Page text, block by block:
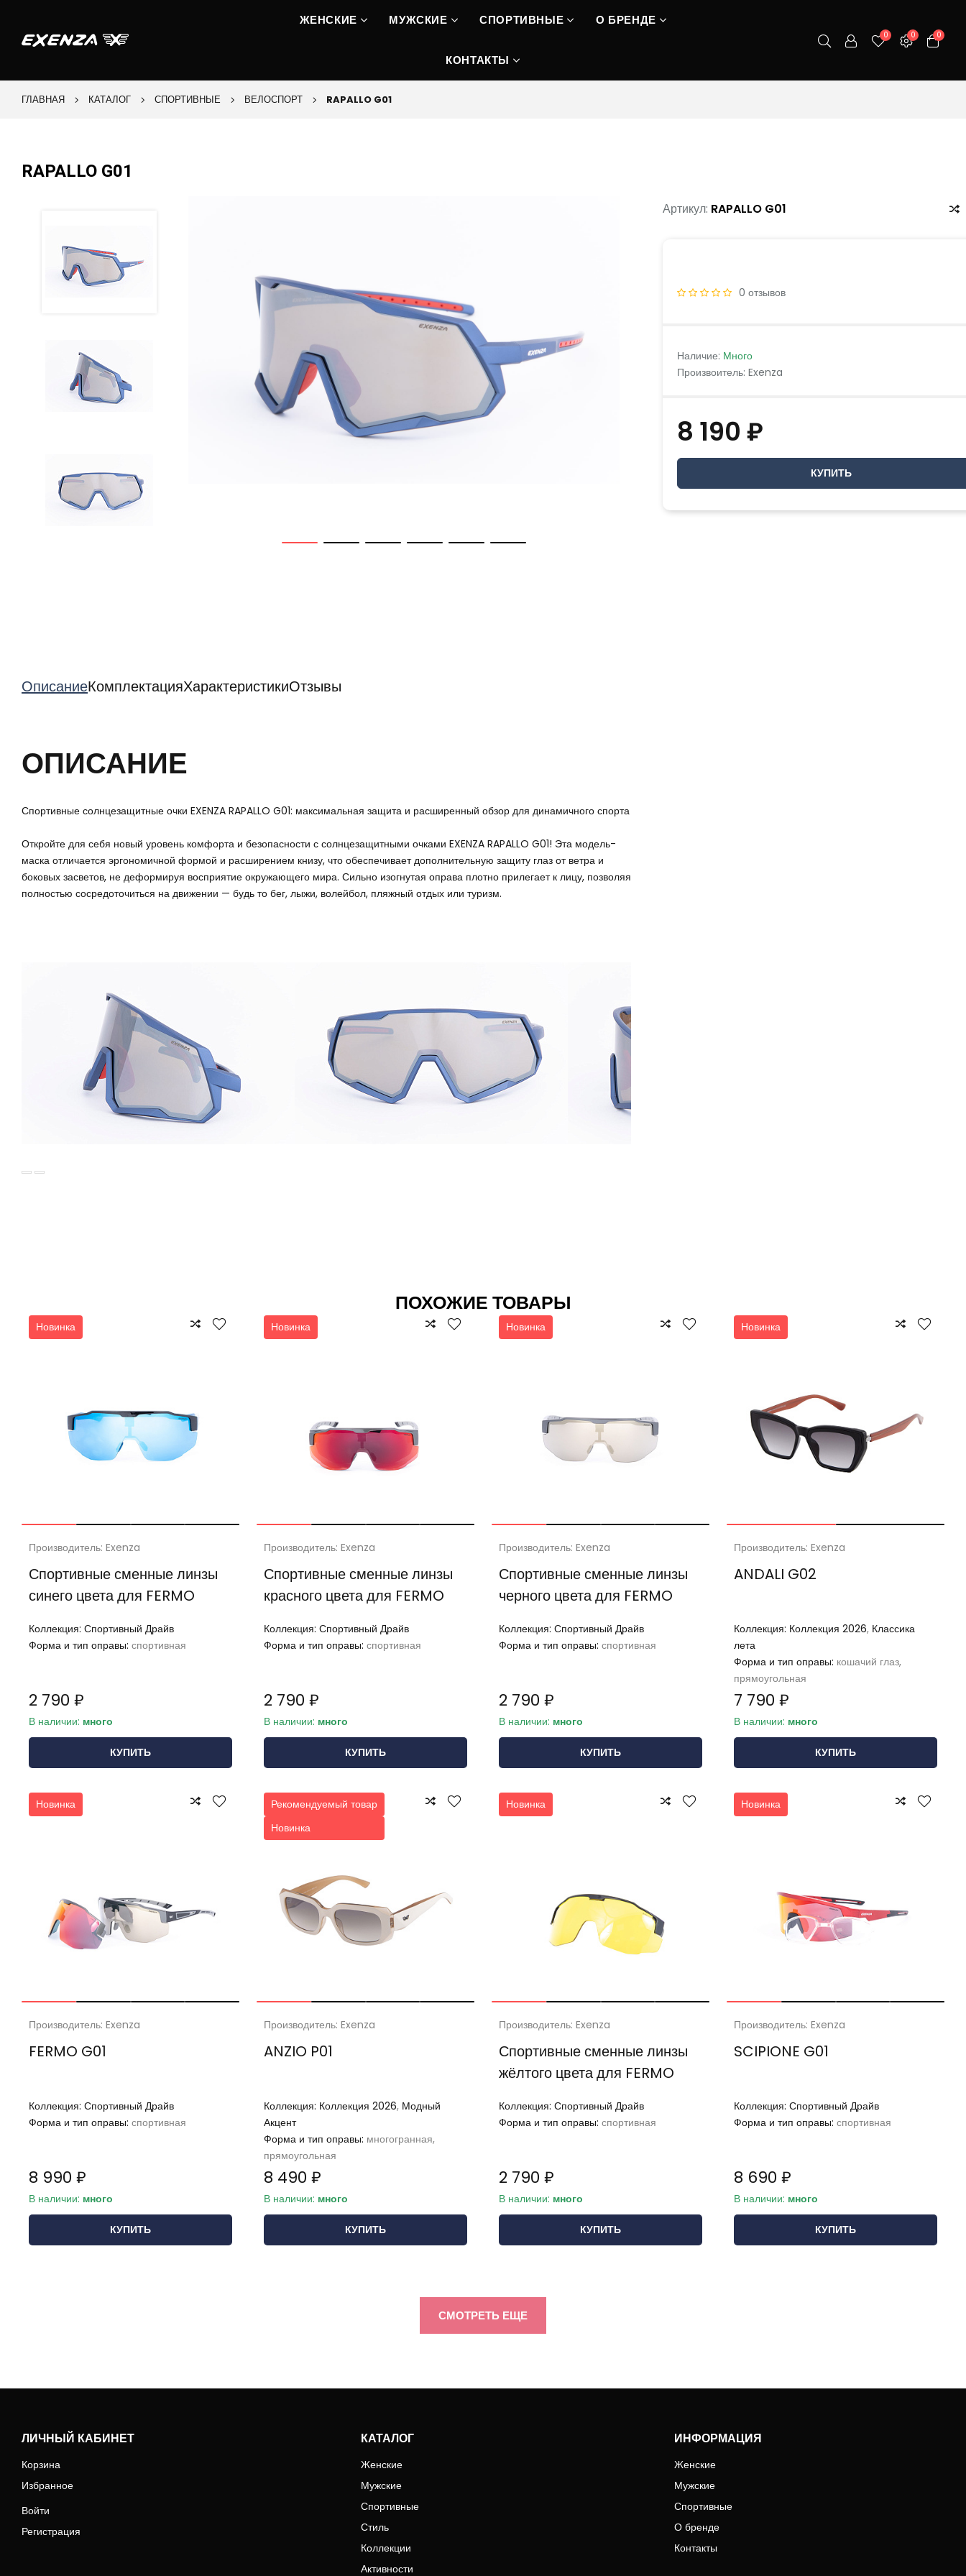
ЖЕНСКИЕ МУЖСКИЕ СПОРТИВНЫЕ О БРЕНДЕ
КОНТАКТЫ
0 0 0
ГЛАВНАЯ КАТАЛОГ СПОРТИВНЫЕ ВЕЛОСПОРТ RAPALLO G01
RAPALLO G01
ОписаниеКомплектацияХарактеристикиОтзывы
ОПИСАНИЕ
Спортивные солнцезащитные очки EXENZA RAPALLO G01: максимальная защита и расширенный обзор для динамичного спорта
Откройте для себя новый уровень комфорта и безопасности с солнцезащитными очками EXENZA RAPALLO G01! Эта модель-
маска отличается эргономичной формой и расширением книзу, что обеспечивает дополнительную защиту глаз от ветра и
боковых засветов, не деформируя восприятие окружающего мира. Сильно изогнутая оправа плотно прилегает к лицу, позволяя
полностью сосредоточиться на движении — будь то бег, лыжи, волейбол, пляжный отдых или туризм.
Артикул: RAPALLO G01
0 отзывов
Наличие: Много
Произвоитель: Exenza
8 190 ₽
КУПИТЬ
ПОХОЖИЕ ТОВАРЫ
Новинка
Производитель: Exenza
Спортивные сменные линзы
синего цвета для FERMO
Коллекция: Спортивный Драйв
Форма и тип оправы: спортивная
2 790 ₽
В наличии: много
КУПИТЬ
Новинка
Производитель: Exenza
Спортивные сменные линзы
красного цвета для FERMO
Коллекция: Спортивный Драйв
Форма и тип оправы: спортивная
2 790 ₽
В наличии: много
КУПИТЬ
Новинка
Производитель: Exenza
Спортивные сменные линзы
черного цвета для FERMO
Коллекция: Спортивный Драйв
Форма и тип оправы: спортивная
2 790 ₽
В наличии: много
КУПИТЬ
Новинка
Производитель: Exenza
ANDALI G02
Коллекция: Коллекция 2026, Классика
лета
Форма и тип оправы: кошачий глаз,
прямоугольная
7 790 ₽
В наличии: много
КУПИТЬ
Новинка
Производитель: Exenza
FERMO G01
Коллекция: Спортивный Драйв
Форма и тип оправы: спортивная
8 990 ₽
В наличии: много
КУПИТЬ
Рекомендуемый товар
Новинка
Производитель: Exenza
ANZIO P01
Коллекция: Коллекция 2026, Модный
Акцент
Форма и тип оправы: многогранная,
прямоугольная
8 490 ₽
В наличии: много
КУПИТЬ
Новинка
Производитель: Exenza
Спортивные сменные линзы
жёлтого цвета для FERMO
Коллекция: Спортивный Драйв
Форма и тип оправы: спортивная
2 790 ₽
В наличии: много
КУПИТЬ
Новинка
Производитель: Exenza
SCIPIONE G01
Коллекция: Спортивный Драйв
Форма и тип оправы: спортивная
8 690 ₽
В наличии: много
КУПИТЬ
СМОТРЕТЬ ЕЩЕ
ЛИЧНЫЙ КАБИНЕТ
Корзина
Избранное
Войти
Регистрация
КАТАЛОГ
Женские
Мужские
Спортивные
Стиль
Коллекции
Активности
ИНФОРМАЦИЯ
Женские
Мужские
Спортивные
О бренде
Контакты